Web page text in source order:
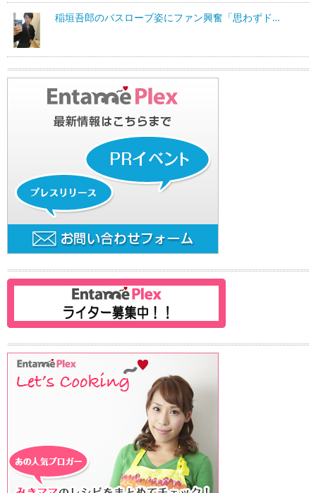
稲垣吾郎のバスローブ姿にファン興奮「思わずド…